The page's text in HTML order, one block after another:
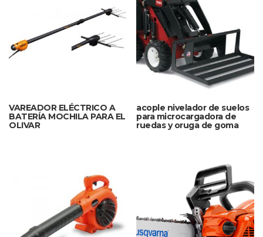
VAREADOR ELÉCTRICO A
BATERÍA MOCHILA PARA EL
OLIVAR
acople nivelador de suelos
para microcargadora de
ruedas y oruga de goma